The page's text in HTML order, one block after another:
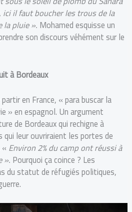
il faut boucher les trous de la
la pluie ». Mohamed esquisse un
son discours véhément sur le
à Bordeaux
en France, « para buscar la
» en espagnol. Un argument
de Bordeaux qui rechigne à
qui leur ouvriraient les portes de
Environ 2% du camp ont réussi à
». Pourquoi ça coince ? Les
du statut de réfugiés politiques,